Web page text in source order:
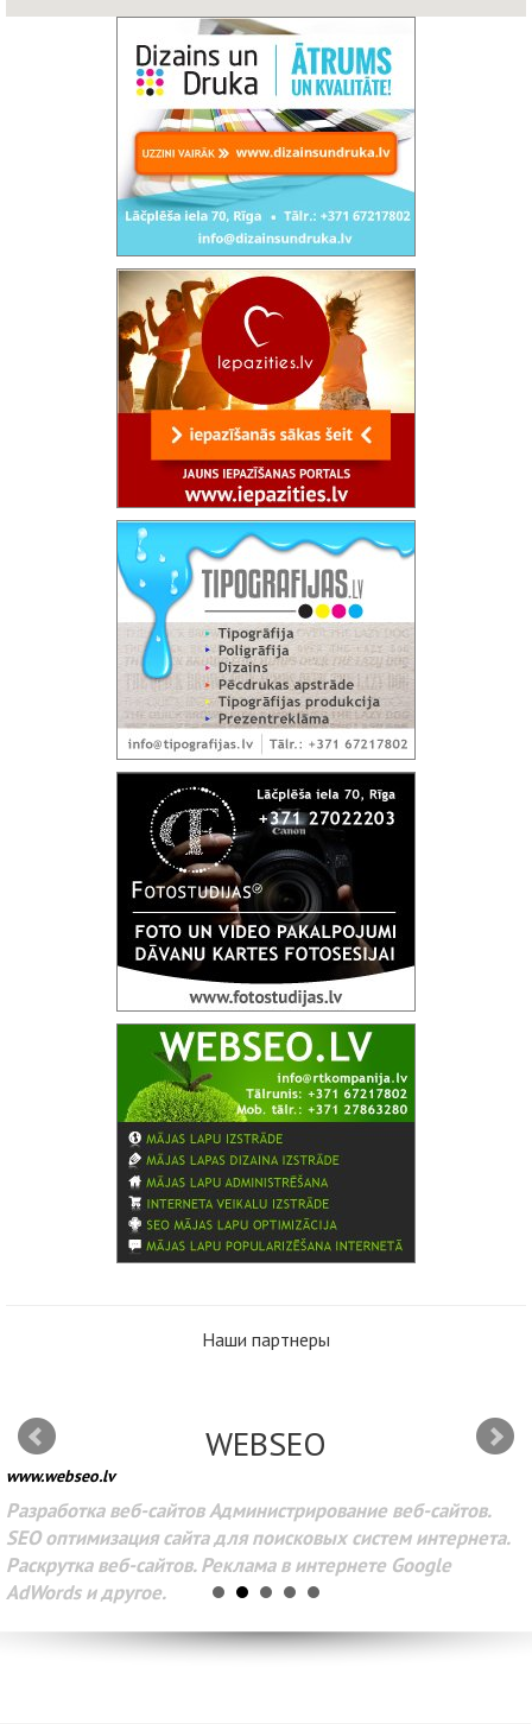
Наши партнеры
WEBSEO
www.webseo.lv
Разработка веб-сайтов Администрирование веб-сайтов.
SEO оптимизация сайта для поисковых систем интернета.
Раскрутка веб-сайтов. Реклама в интернете Google
AdWords и другое.